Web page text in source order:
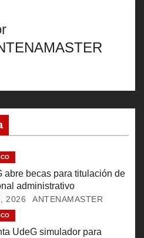
abre becas para titulación de
administrativo
2026 ANTENAMASTER
UdeG simulador para